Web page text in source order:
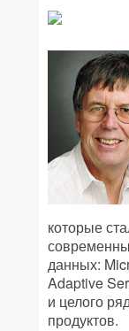
которые
данных:
Adaptive
и целого
продуктов.